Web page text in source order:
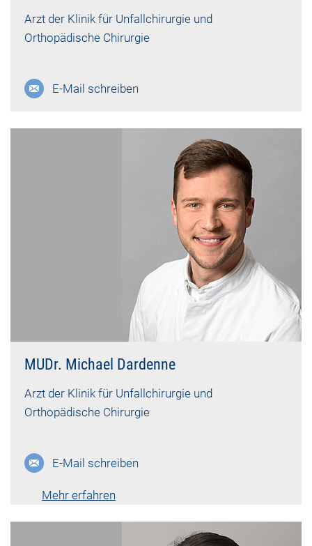
Arzt der Klinik für Unfallchirurgie und
Orthopädische Chirurgie
E-Mail schreiben
MUDr. Michael Dardenne
Arzt der Klinik für Unfallchirurgie und
Orthopädische Chirurgie
E-Mail schreiben
Mehr erfahren
Lebenslauf vk-6755